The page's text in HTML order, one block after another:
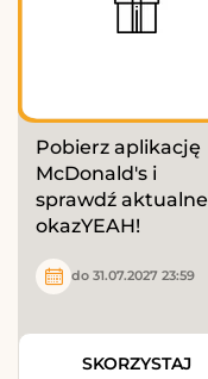
Pobierz aplikację
McDonald's i
sprawdź aktualne
okazYEAH!
do 31.07.2027 23:59
SKORZYSTAJ